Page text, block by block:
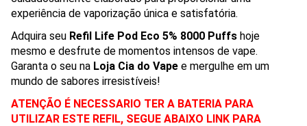
experiência de vaporização única e satisfatória.
Adquira seu Refil Life Pod Eco 5% 8000 Puffs hoje
mesmo e desfrute de momentos intensos de vape.
Garanta o seu na Loja Cia do Vape e mergulhe em um
mundo de sabores irresistíveis!
ATENÇÃO É NECESSARIO TER A BATERIA PARA
UTILIZAR ESTE REFIL, SEGUE ABAIXO LINK PARA